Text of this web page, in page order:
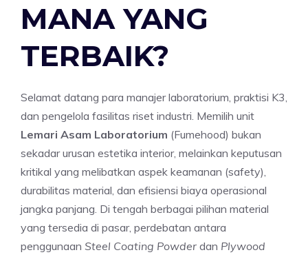
MANA YANG
TERBAIK?
Selamat datang para manajer laboratorium, praktisi K3,
dan pengelola fasilitas riset industri. Memilih unit
Lemari Asam Laboratorium (Fumehood) bukan
sekadar urusan estetika interior, melainkan keputusan
kritikal yang melibatkan aspek keamanan (safety),
durabilitas material, dan efisiensi biaya operasional
jangka panjang. Di tengah berbagai pilihan material
yang tersedia di pasar, perdebatan antara
penggunaan Steel Coating Powder dan Plywood